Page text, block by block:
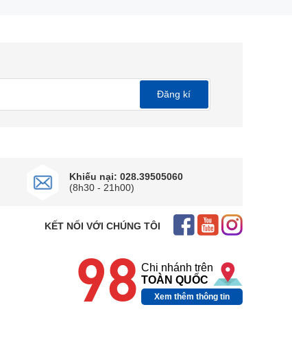
Đăng kí
Khiếu nại: 028.39505060
(8h30 - 21h00)
KẾT NỐI VỚI CHÚNG TÔI
98 Chi nhánh trên
TOÀN QUỐC
Xem thêm thông tin